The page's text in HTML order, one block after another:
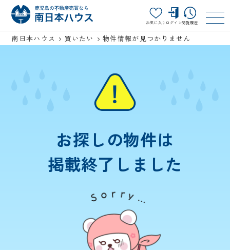
お気に入り ログイン閲覧履歴
南日本ハウス 買いたい 物件情報が見つかりません
お探しの物件は
掲載終了しました